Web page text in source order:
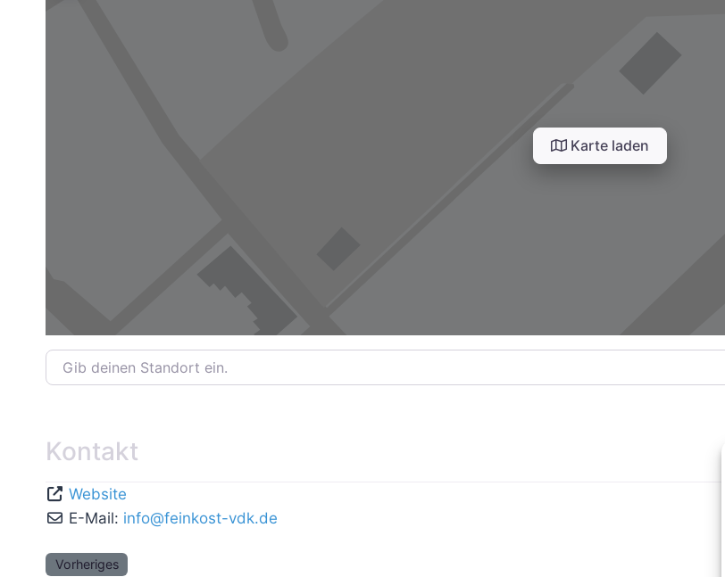
Karte laden
Gib deinen Standort ein.
Kontakt
Website
E-Mail: info@feinkost-vdk.de
Vorheriges